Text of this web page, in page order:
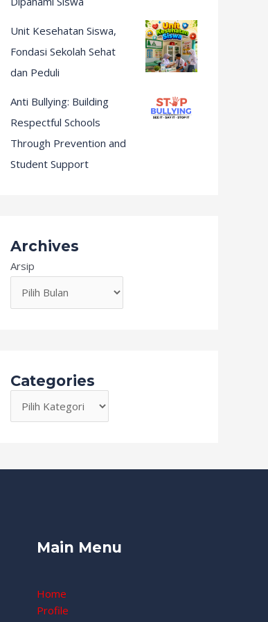
Unit Kesehatan Siswa,
Fondasi Sekolah Sehat
dan Peduli
Anti Bullying: Building
Respectful Schools
Through Prevention and
Student Support
Archives
Arsip
Categories
Main Menu
Home
Profile